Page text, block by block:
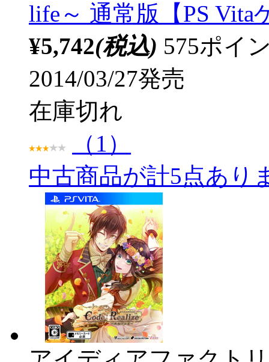
life～ 通常版【PS Vita
¥5,742(税込) 575ポイ
2014/03/27発売
在庫切れ
（1）
中古商品が計5点あり